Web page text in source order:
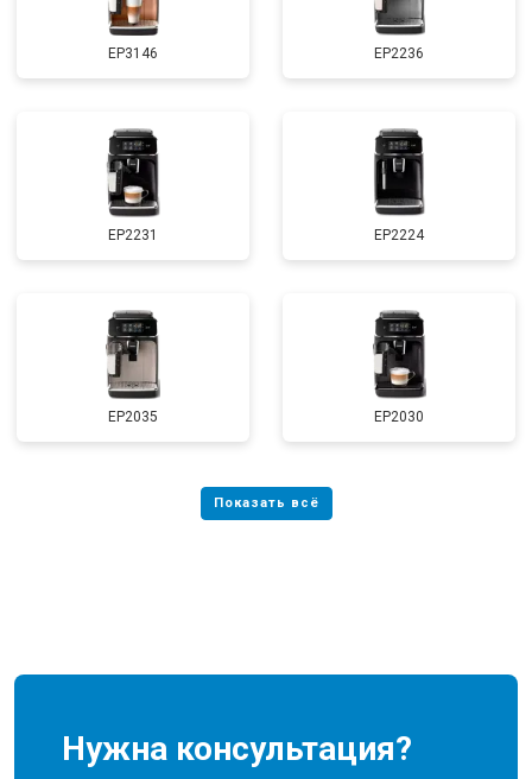
EP3146 EP2236
EP2231 EP2224
EP2035 EP2030
Нужна консультация?